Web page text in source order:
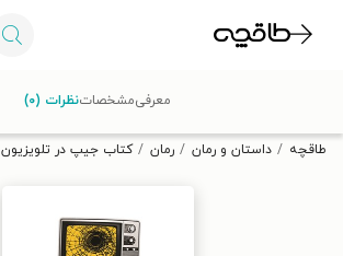
تخفیف از طاقچه دریافت کن.
طاقچه داستان و رمان رمان کتاب جیپ در تلویزیون
معرفیمشخصاتنظرات (۰)